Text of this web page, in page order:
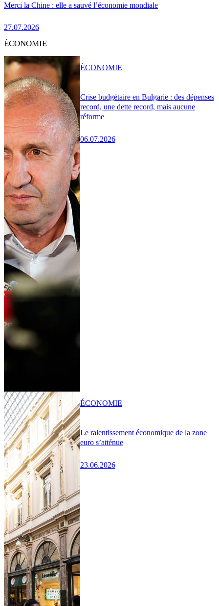
Merci la Chine : elle a sauvé l’économie mondiale
27.07.2026
ÉCONOMIE
Crise budgétaire en Bulgarie : des dépenses
record, une dette record, mais aucune
réforme
06.07.2026
ÉCONOMIE
Le ralentissement économique de la zone
euro s’atténue
23.06.2026
ÉCONOMIE